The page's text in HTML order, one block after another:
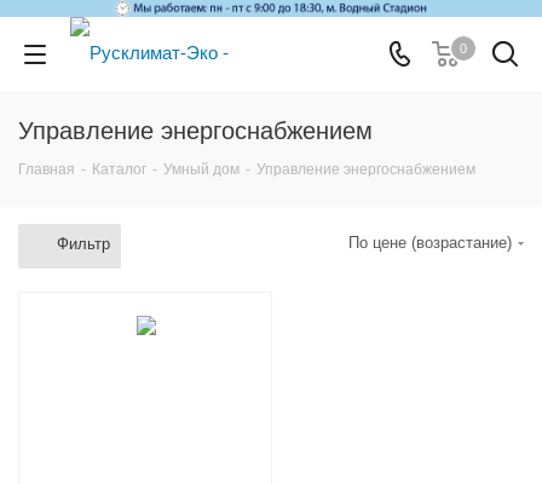
0
Управление энергоснабжением
Главная - Каталог - Умный дом - Управление энергоснабжением
Фильтр По цене (возрастание)